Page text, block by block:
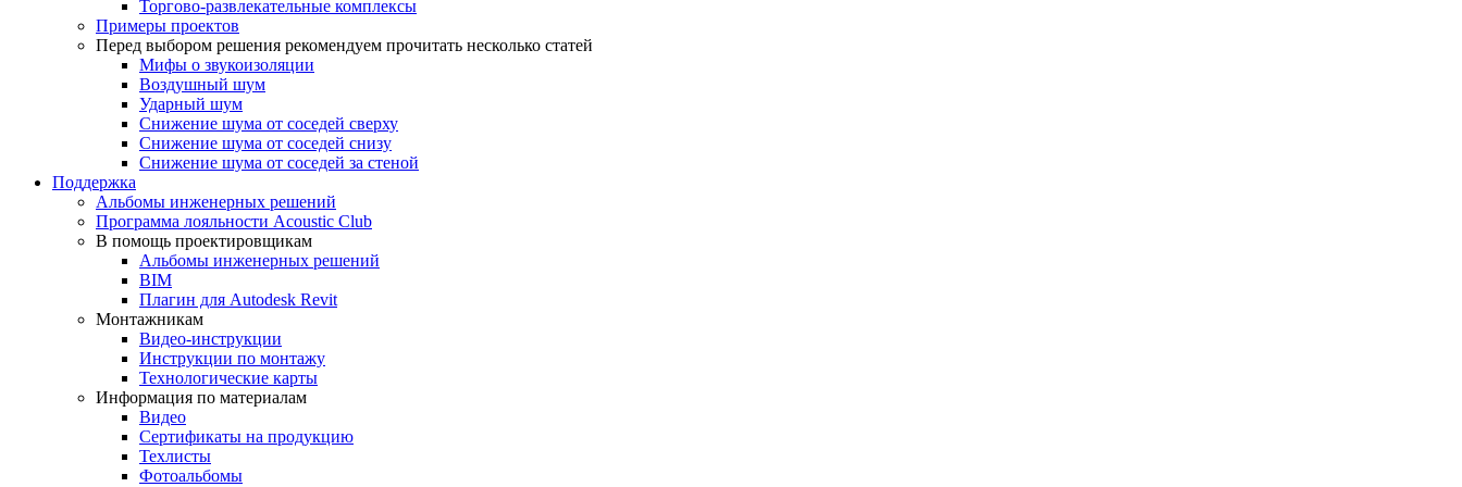
Торгово-развлекательные комплексы
Примеры проектов
Перед выбором решения рекомендуем прочитать несколько статей
Мифы о звукоизоляции
Воздушный шум
Ударный шум
Снижение шума от соседей сверху
Снижение шума от соседей снизу
Снижение шума от соседей за стеной
Поддержка
Альбомы инженерных решений
Программа лояльности Acoustic Club
В помощь проектировщикам
Альбомы инженерных решений
BIM
Плагин для Autodesk Revit
Монтажникам
Видео-инструкции
Инструкции по монтажу
Технологические карты
Информация по материалам
Видео
Сертификаты на продукцию
Техлисты
Фотоальбомы